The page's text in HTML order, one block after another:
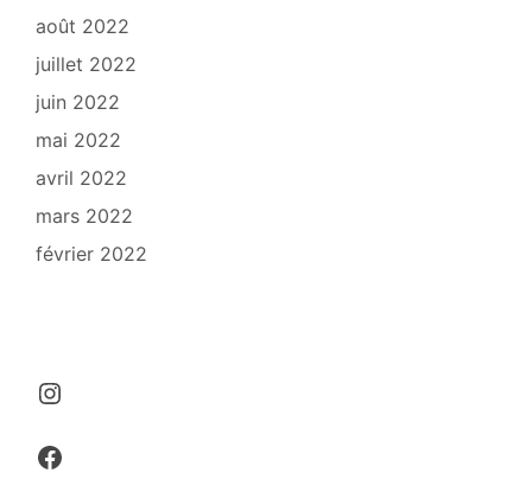
août 2022
juillet 2022
juin 2022
mai 2022
avril 2022
mars 2022
février 2022
Instagram
Facebook